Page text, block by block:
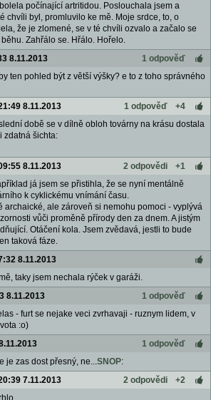
počínající artritidou. Poslouchala jsem a
chvíli byl, promluvilo ke mě. Moje srdce, to, o
že je zlomené, se v té chvíli ozvalo a začalo se
Zahřálo se. Hřálo. Hořelo.
8.11.2013
1 odpověď
ten pohled být z větší výšky? e to z toho správného
8.11.2013 1 odpověď
+4
době se v dílně obloh továrny na krásu dostala
zdatná šichta:
8.11.2013 2 odpovědi
+1
já jsem se přistihla, že se nyní mentálně
k cyklickému vnímání času.
archaické, ale zároveň si nemohu pomoci - vyplývá
vůči proměně přírody den za dnem. A jistým
Otáčení kola. Jsem zvědavá, jestli to bude
taková fáze.
8.11.2013
taky jsem nechala rýček v garáži.
8.11.2013
1 odpověď
- furt se nejake veci zvrhavaji - ruznym lidem, v
:o)
1 odpověď
je zas dost přesný, ne...SNOP:
7.11.2013 2 odpovědi
+2